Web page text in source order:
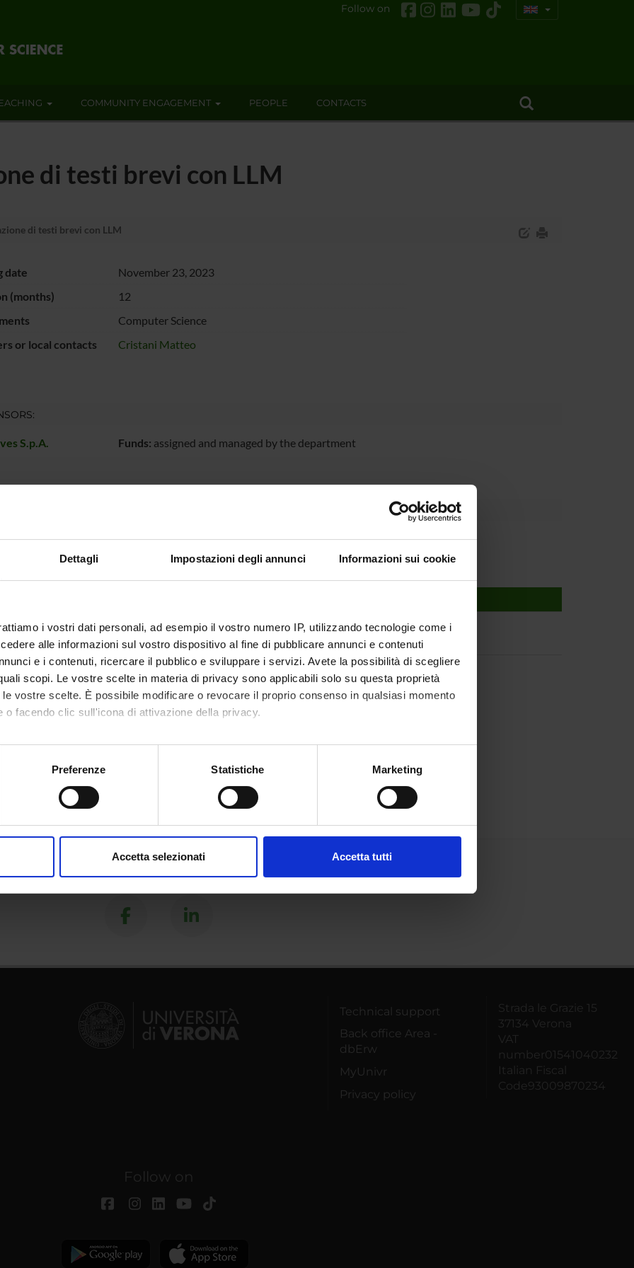
Dettagli Impostazioni degli annunci Informazioni sui cookie
i vostri dati personali, ad esempio il vostro numero IP, utilizzando tecnologie come i
alle informazioni sul vostro dispositivo al fine di pubblicare annunci e contenuti
e i contenuti, ricercare il pubblico e sviluppare i servizi. Avete la possibilità di scegliere
scopi. Le vostre scelte in materia di privacy sono applicabili solo su questa proprietà
vostre scelte. È possibile modificare o revocare il proprio consenso in qualsiasi momento
o facendo clic sull'icona di attivazione della privacy.
anche:
sulla tua posizione geografica, con un'approssimazione di qualche metro,
in qualsiasi momento dalla Dichiarazione sui cookie.
Preferenze Statistiche Marketing
Accetta selezionati Accetta tutti
Follow on
COMMUNITY ENGAGEMENT PEOPLE CONTACTS
di testi brevi con LLM
di testi brevi con LLM
date
November 23, 2023
(months)
12
Computer Science
or local contacts
Cristani Matteo
S.p.A. Funds: assigned and managed by the department
Associate Professor
AREAS INVOLVED IN THE PROJECT
Artificiale
intelligence
Share
Technical support
Back office Area -
dbErw
MyUnivr
Privacy policy
Strada le Grazie 15
37134 Verona
VAT
number01541040232
Italian Fiscal
Code93009870234
Follow on